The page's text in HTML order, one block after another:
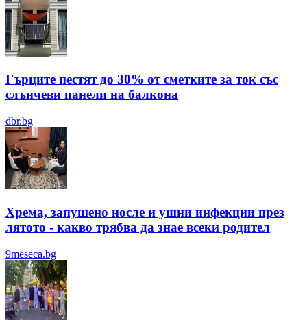
Гърците пестят до 30% от сметките за ток със
слънчеви панели на балкона
dbr.bg
Хрема, запушено носле и ушни инфекции през
лятотo - какво трябва да знае всеки родител
9meseca.bg